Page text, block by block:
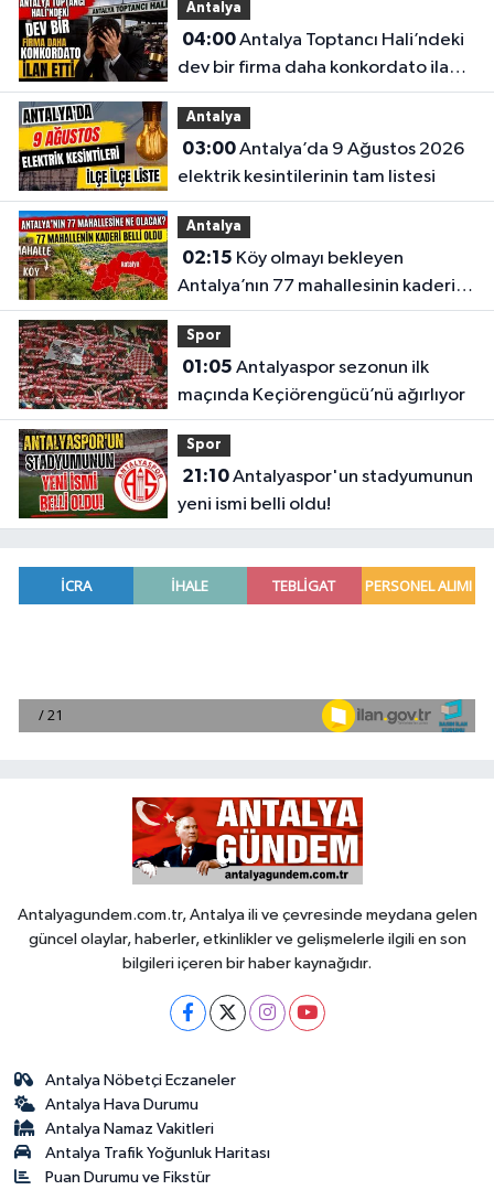
Antalya
04:00Antalya Toptancı Hali’ndeki
dev bir firma daha konkordato ilan
etti
Antalya
03:00Antalya’da 9 Ağustos 2026
elektrik kesintilerinin tam listesi
Antalya
02:15
Antalya’nın 77 mahallesinin kaderi
belli oldu
Spor
01:05
maçında Keçiörengücü’nü ağırlıyor
Spor
21:10Antalyaspor'un stadyumunun
yeni ismi belli oldu!
Antalyagundem.com.tr, Antalya ili ve çevresinde meydana gelen
güncel olaylar, haberler, etkinlikler ve gelişmelerle ilgili en son
bilgileri içeren bir haber kaynağıdır.
Antalya Nöbetçi Eczaneler
Antalya Hava Durumu
Antalya Namaz Vakitleri
Antalya Trafik Yoğunluk Haritası
Puan Durumu ve Fikstür